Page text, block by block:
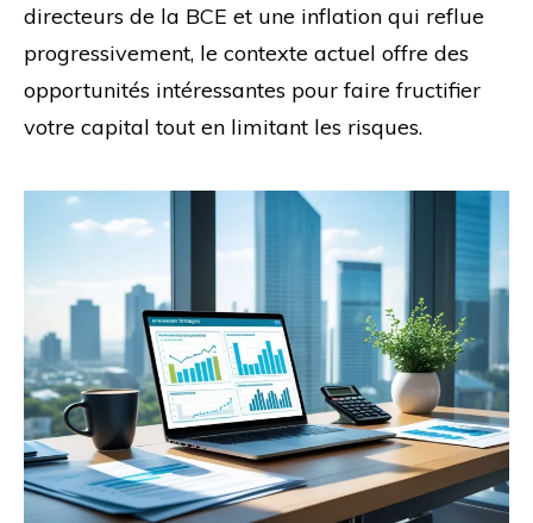
directeurs de la BCE et une inflation qui reflue
progressivement, le contexte actuel offre des
opportunités intéressantes pour faire fructifier
votre capital tout en limitant les risques.